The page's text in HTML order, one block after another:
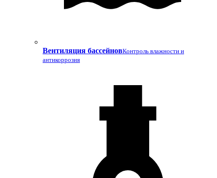
Вентиляция бассейновКонтроль влажности и
антикоррозия